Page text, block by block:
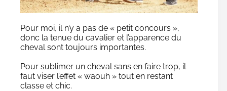
Pour moi, il n’y a pas de « petit concours »,
donc la tenue du cavalier et l’apparence du
cheval sont toujours importantes.
Pour sublimer un cheval sans en faire trop, il
faut viser l’effet « waouh » tout en restant
classe et chic.